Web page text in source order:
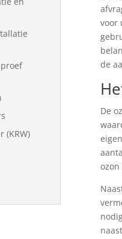
voor
de
De
ozon
(KRW)